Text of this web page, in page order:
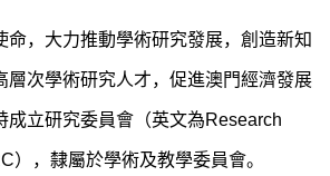
命，大力推動學術研究發展，創造新知
層次學術研究人才，促進澳門經濟發展
成立研究委員會（英文為Research
），隸屬於學術及教學委員會。